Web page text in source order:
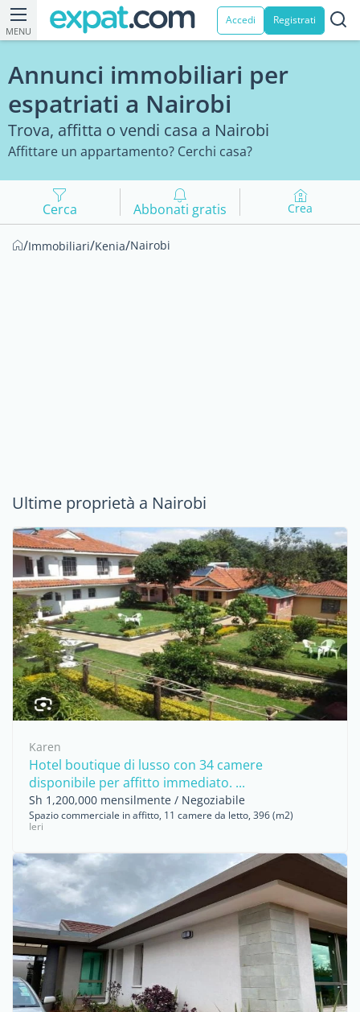
MENU
Accedi Registrati
Annunci immobiliari per
espatriati a Nairobi
Trova, affitta o vendi casa a Nairobi
Affittare un appartamento? Cerchi casa?
Cerca Abbonati gratis Crea
/Immobiliari/Kenia/Nairobi
Ultime proprietà a Nairobi
Karen
Hotel boutique di lusso con 34 camere
disponibile per affitto immediato. ...
Sh 1,200,000 mensilmente / Negoziabile
Spazio commerciale in affitto, 11 camere da letto, 396 (m2)
Ieri